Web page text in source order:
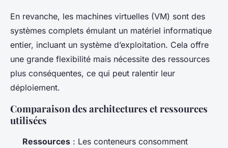
En revanche, les machines virtuelles (VM) sont des
systèmes complets émulant un matériel informatique
entier, incluant un système d’exploitation. Cela offre
une grande flexibilité mais nécessite des ressources
plus conséquentes, ce qui peut ralentir leur
déploiement.
Comparaison des architectures et ressources
utilisées
Ressources : Les conteneurs consomment